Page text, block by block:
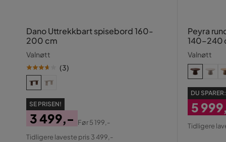
Dano Uttrekkbart spisebord 160-
200 cm
Valnøtt
(3)
SE PRISEN!
Pris
3 499,-
Original
Før5 199,-
Tidligere laveste pris 3 499,-
Peyra
140–240
Valnøtt
DU SPARER:
5
Tidligere